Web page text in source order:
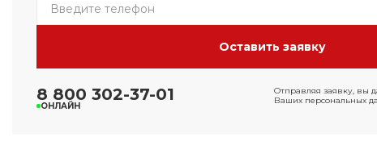
8 800 302-37-01
ОНЛАЙН
Отправляя заявку, вы
Ваших персональных